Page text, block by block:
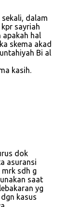
dalam
sayriah
apakah hal
skema akad
Bi al
kasih.
dok
asuransi
sdh g
saat
yg
kasus